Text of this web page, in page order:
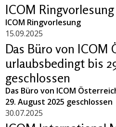
ICOM Ringvorlesung
ICOM Ringvorlesung
15.09.2025
Das Büro von ICOM
urlaubsbedingt bis
geschlossen
Das Büro von ICOM
29. August 2025 geschlossen
30.07.2025